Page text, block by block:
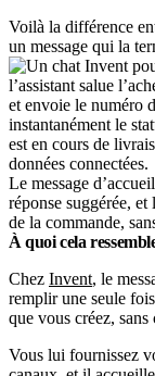
Voilà la différence
un message qui la
Le message
réponse suggérée, et
de la commande,
À quoi cela
Chez Invent, le
remplir une seule
que vous créez,
Vous lui fournissez